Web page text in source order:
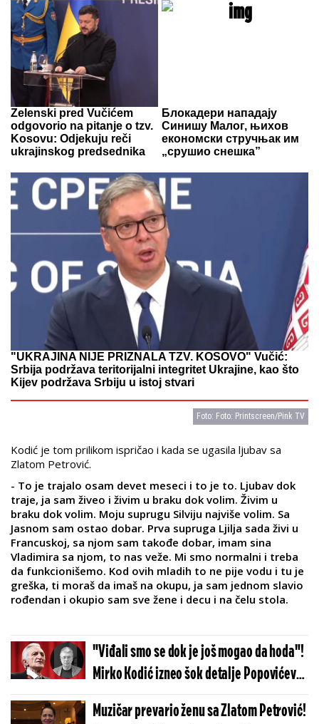
Zelenski pred Vučićem
odgovorio na pitanje o tzv.
Kosovu: Odjekuju reči
ukrajinskog predsednika
Блокадери нападају
Синишу Малог, њихов
економски стручњак им
„срушио снешка”
"UKRAJINA NIJE PRIZNALA TZV. KOSOVO" Vučić:
Srbija podržava teritorijalni integritet Ukrajine, kao što
Kijev podržava Srbiju u istoj stvari
Foto: Foto: Printscreen/Pink TV
Kodić je tom prilikom ispričao i kada se ugasila ljubav sa
Zlatom Petrović.
- To je trajalo osam devet meseci i to je to. Ljubav dok
traje, ja sam živeo i živim u braku dok volim. Živim u
braku dok volim. Moju suprugu Silviju najviše volim. Sa
Jasnom sam ostao dobar. Prva supruga Ljilja sada živi u
Francuskoj, sa njom sam takođe dobar, imam sina
Vladimira sa njom, to nas veže. Mi smo normalni i treba
da funkcionišemo. Kod ovih mladih to ne pije vodu i tu je
greška, ti moraš da imaš na okupu, ja sam jednom slavio
rođendan i okupio sam sve žene i decu i na čelu stola.
"Viđali smo se dok je još mogao da hoda"!
Mirko Kodić izneo šok detalje Popovićeve
bolesti
Muzičar prevario ženu sa Zlatom Petrović!